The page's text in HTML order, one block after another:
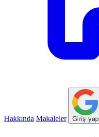
Hakkında Makaleler Giriş yap